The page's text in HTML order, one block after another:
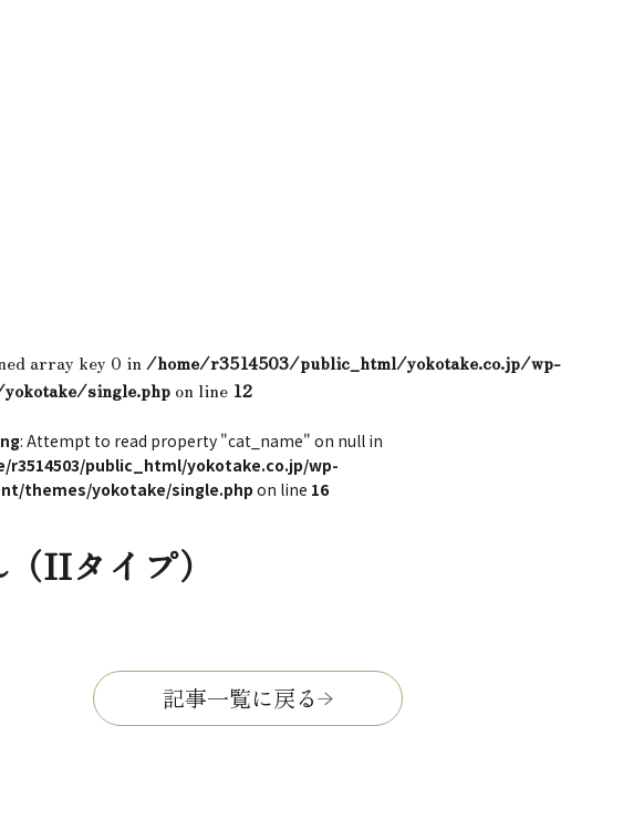
array key 0 in/home/r3514503/public_html/yokotake.co.jp/wp-
single.php on line 12
: Attempt to read property "cat_name" on null in
r3514503/public_html/yokotake.co.jp/wp-
themes/yokotake/single.php on line 16
IIタイプ）
記事一覧に戻る